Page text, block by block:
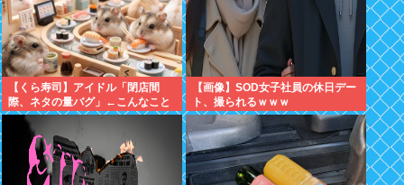
【くら寿司】アイドル「閉店間
際、ネタの量バグ」←こんなこと
あるの？
【画像】SOD女子社員の休日デー
ト、撮られるｗｗｗ